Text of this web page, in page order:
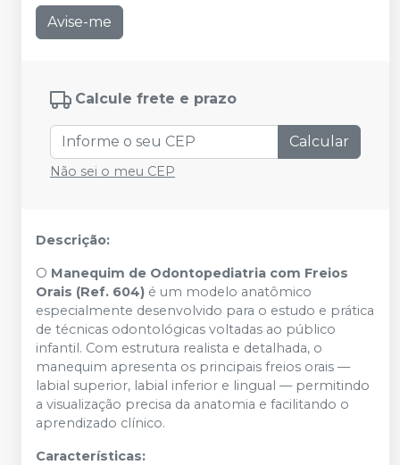
Avise-me
Calcule frete e prazo
Calcular
Não sei o meu CEP
Descrição:
O Manequim de Odontopediatria com Freios
Orais (Ref. 604) é um modelo anatômico
especialmente desenvolvido para o estudo e prática
de técnicas odontológicas voltadas ao público
infantil. Com estrutura realista e detalhada, o
manequim apresenta os principais freios orais —
labial superior, labial inferior e lingual — permitindo
a visualização precisa da anatomia e facilitando o
aprendizado clínico.
Características: